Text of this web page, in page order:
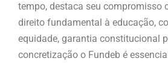
tempo, destaca seu compromisso
direito fundamental à educação,
equidade, garantia constitucional
concretização o Fundeb é